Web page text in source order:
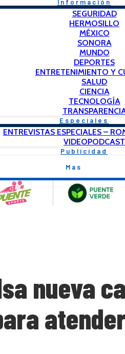
Información
SEGURIDAD
HERMOSILLO
MÉXICO
SONORA
MUNDO
DEPORTES
ENTRETENIMIENTO Y
SALUD
CIENCIA
TECNOLOGÍA
Especiales
ENTREVISTAS ESPECIALES –
VIDEOPODCAST
Publicidad
Mas
nueva